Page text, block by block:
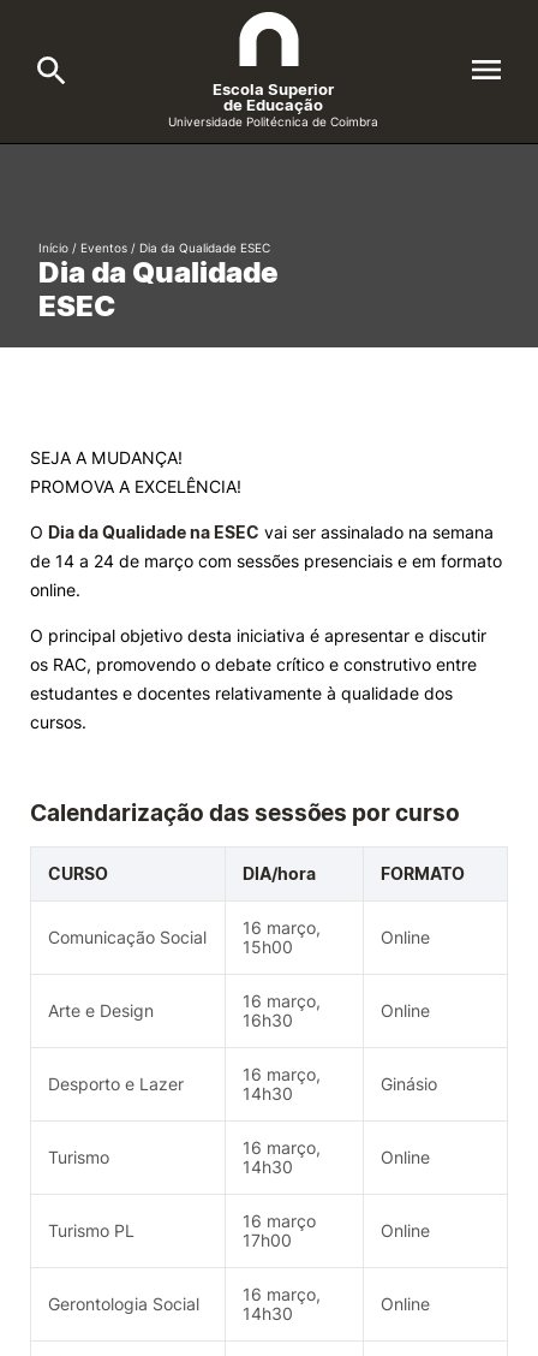
Cursos
Candidatos
Investigação e Projetos
Knowledge Factory
Candidaturas
Elogio / Sugestão / Reclamação Contactos
Escola Superior
de Educação
Universidade Politécnica de Coimbra
Formative Offer
Dia da Qualidade
ESEC
Início / Eventos / Dia da Qualidade ESEC
SEJA A MUDANÇA!
PROMOVA A EXCELÊNCIA!
O Dia da Qualidade na ESEC vai ser assinalado na semana
de 14 a 24 de março com sessões presenciais e em formato
online.
O principal objetivo desta iniciativa é apresentar e discutir
os RAC, promovendo o debate crítico e construtivo entre
estudantes e docentes relativamente à qualidade dos
cursos.
Calendarização das sessões por curso
CURSO DIA/hora FORMATO
Comunicação Social
16 março,
15h00
Online
Arte e Design
16 março,
16h30
Online
Desporto e Lazer
16 março,
14h30
Ginásio
Turismo
16 março,
14h30
Online
Turismo PL
16 março
17h00
Online
Gerontologia Social
16 março,
14h30
Online